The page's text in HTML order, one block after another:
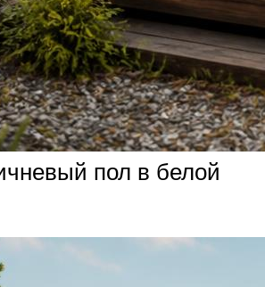
пол в белой